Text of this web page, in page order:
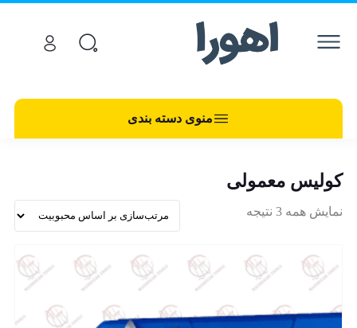
منوی دسته بندی
کولیس معمولی
نمایش همه 3 نتیجه